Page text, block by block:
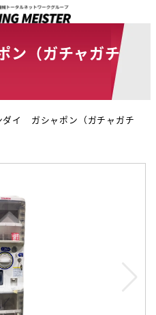
ン（ガチャガチ
ダイ ガシャポン（ガチャガチ